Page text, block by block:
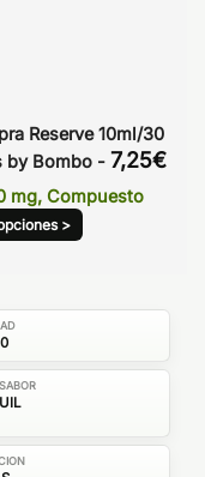
Reserve 10ml/30
by Bombo - 7,25€
mg, Compuesto
>